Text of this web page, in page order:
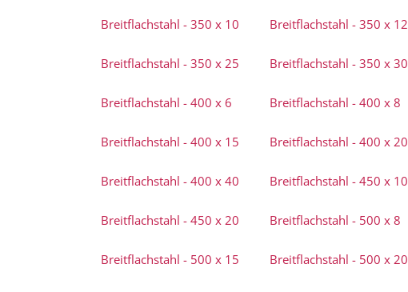
Breitflachstahl - 350 x 10 Breitflachstahl - 350 x 12
Breitflachstahl - 350 x 25 Breitflachstahl - 350 x 30
Breitflachstahl - 400 x 6 Breitflachstahl - 400 x 8
Breitflachstahl - 400 x 15 Breitflachstahl - 400 x 20
Breitflachstahl - 400 x 40 Breitflachstahl - 450 x 10
Breitflachstahl - 450 x 20 Breitflachstahl - 500 x 8
Breitflachstahl - 500 x 15 Breitflachstahl - 500 x 20